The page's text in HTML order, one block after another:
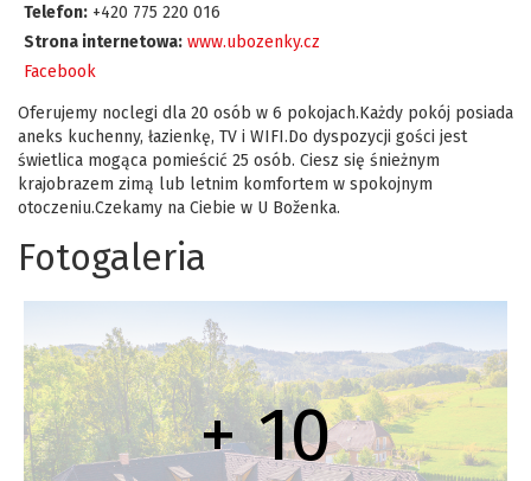
Telefon: +420 775 220 016
Strona internetowa: www.ubozenky.cz
Facebook
Oferujemy noclegi dla 20 osób w 6 pokojach.Każdy pokój posiada
aneks kuchenny, łazienkę, TV i WIFI.Do dyspozycji gości jest
świetlica mogąca pomieścić 25 osób. Ciesz się śnieżnym
krajobrazem zimą lub letnim komfortem w spokojnym
otoczeniu.Czekamy na Ciebie w U Boženka.
Fotogaleria
+ 10